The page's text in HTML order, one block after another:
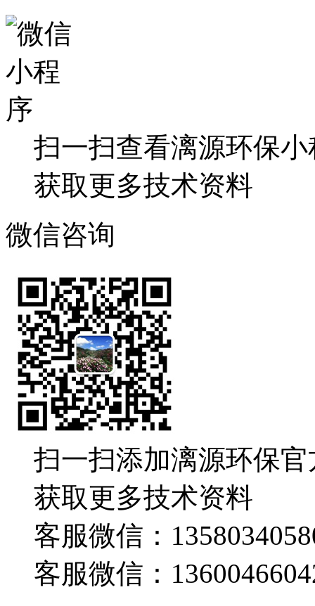
扫一扫查看漓源环保小
获取更多技术资料
微信咨询
扫一扫添加漓源环保
获取更多技术资料
客服微信：
客服微信：